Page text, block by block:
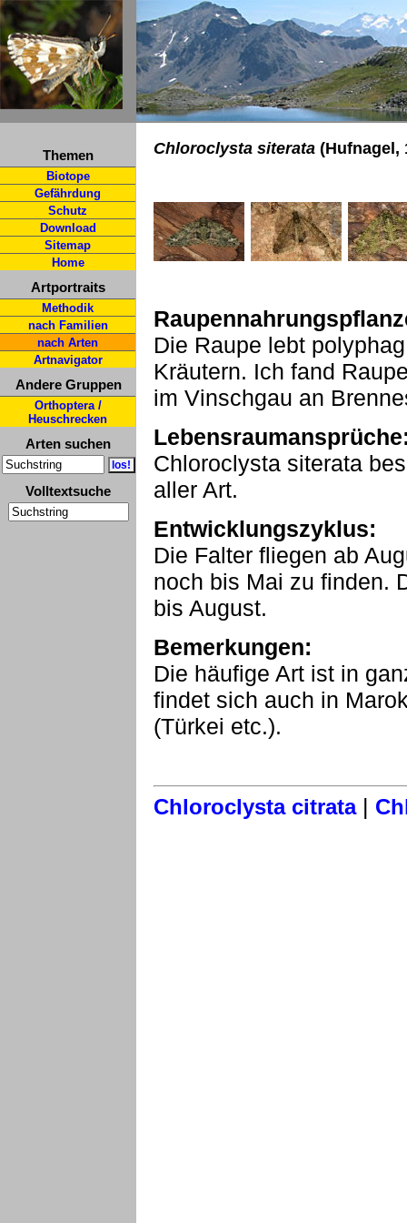
Themen
Biotope
Gefährdung
Schutz
Download
Sitemap
Home
Artportraits
Methodik
nach Familien
nach Arten
Artnavigator
Andere Gruppen
Orthoptera /
Heuschrecken
Arten suchen
Volltextsuche
Chloroclysta siterata (Hufnagel,
Die Raupe lebt
Kräutern. Ich fand
im Vinschgau an
Chloroclysta siterata
aller Art.
Entwicklungszyklus:
Die Falter fliegen ab
noch bis Mai zu finden.
bis August.
Bemerkungen:
Die häufige Art ist in
findet sich auch in
(Türkei etc.).
Chloroclysta citrata|